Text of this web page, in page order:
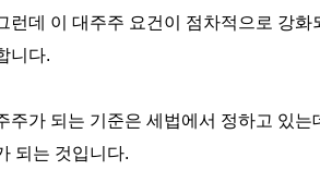
런데 이 대주주 요건이 점차적으로 강
니다.
주가 되는 기준은 세법에서 정하고 있는
되는 것입니다.